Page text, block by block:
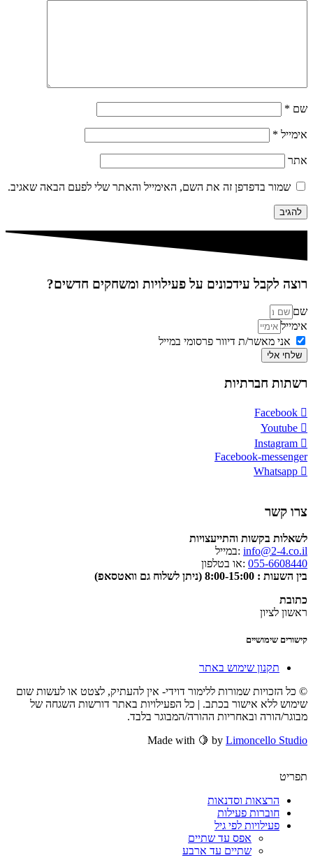
שם *
אימייל *
אתר
שמור בדפדפן זה את השם, האימייל והאתר שלי לפעם הבאה שאגיב.
רוצה לקבל עידכונים על פעילויות ומשחקים חדשים?
שם
אימייל
אני מאשר/ת דיוור פרסומי במייל
שלחי אלי
רשתות חברתיות
Facebook
Youtube
Instagram
Facebook-messenger
Whatsapp
צרו קשר
לשאלות בקשות והתייעצויות
info@2-4.co.il :במייל
055-6608440 :או בטלפון
בין השעות : 8:00-15:00 (ניתן לשלוח גם וואטסאפ)
כתובת
ראשון לציון
קישורים שימושיים
תקנון שימוש באתר
© כל הזכויות שמורות ללימור דוידי- אין להעתיק, לצטט או לעשות שום
שימוש ללא אישור בכתב. | כל הפעילויות באתר דורשות השגחה של
מבוגר/הורה ובאחריות ההורה/המבוגר בלבד.
Made with 🍋 by Limoncello Studio
תפריט
הרצאות וסדנאות
חוברות פעילות
פעילויות לפי גיל
אפס עד שתיים
שתיים עד ארבע